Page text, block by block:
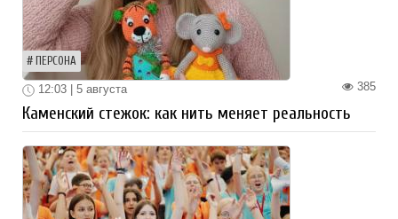
ПЕРСОНА
385
12:03 | 5 августа
Каменский стежок: как нить меняет реальность